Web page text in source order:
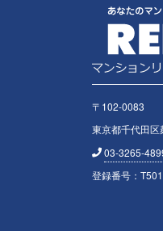
〒102-0083
東京都千代田
03-3265-
登録番号：